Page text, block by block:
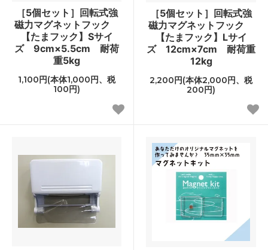
［5個セット］回転式強
磁力マグネットフック
【たまフック】Sサイ
ズ 9cm×5.5cm 耐荷
重5kg
1,100円(本体1,000円、税
100円)
［5個セット］回転式強
磁力マグネットフック
【たまフック】Lサイ
ズ 12cm×7cm 耐荷重
12kg
2,200円(本体2,000円、税
200円)